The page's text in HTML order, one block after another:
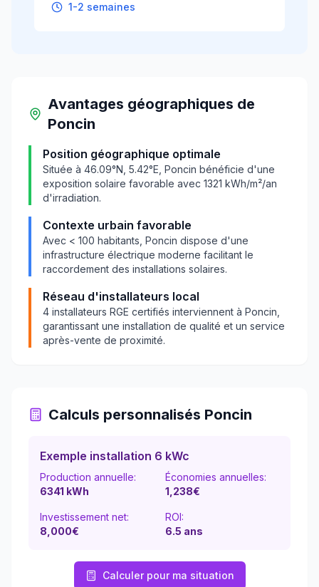
1-2 semaines
Avantages géographiques de
Poncin
Position géographique optimale
Située à 46.09°N, 5.42°E, Poncin bénéficie d'une
exposition solaire favorable avec 1321 kWh/m²/an
d'irradiation.
Contexte urbain favorable
Avec < 100 habitants, Poncin dispose d'une
infrastructure électrique moderne facilitant le
raccordement des installations solaires.
Réseau d'installateurs local
4 installateurs RGE certifiés interviennent à Poncin
garantissant une installation de qualité et un service
après-vente de proximité.
Calculs personnalisés Poncin
Exemple installation 6 kWc
Production annuelle:
6341 kWh
Économies annuelles:
1,238€
Investissement net:
8,000€
ROI:
6.5 ans
Calculer pour ma situation